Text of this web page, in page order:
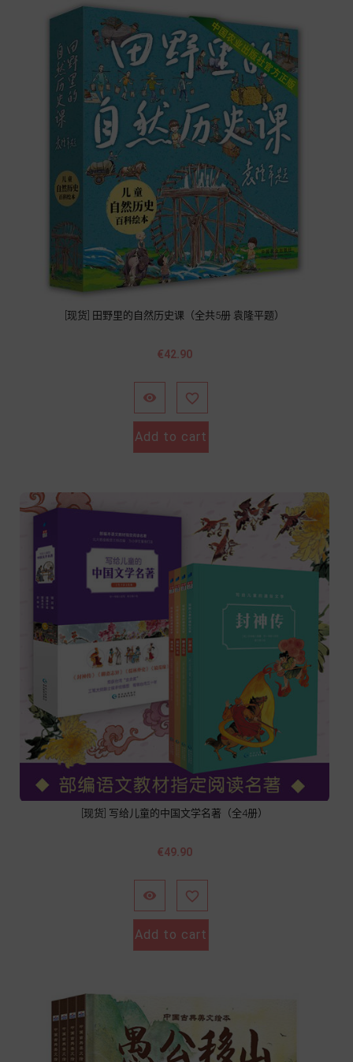
[现货] 田野里的自然历史课（全共5册 袁隆平题）
價
€42.90
 
Add to cart
[现货] 写给儿童的中国文学名著（全4册）
價
€49.90
 
Add to cart